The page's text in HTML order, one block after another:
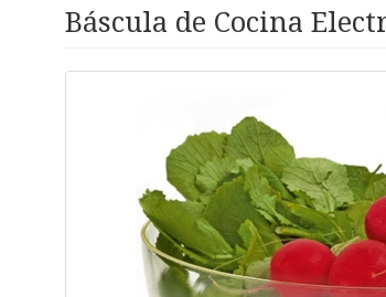
Báscula de Cocina